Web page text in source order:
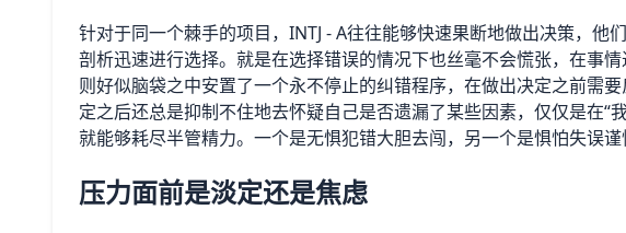
针对于同一个棘手的项目，INTJ - A往往能够快速果断地做出决策，他
剖析迅速进行选择。就是在选择错误的情况下也丝毫不会慌张，在事
则好似脑袋之中安置了一个永不停止的纠错程序，在做出决定之前需
定之后还总是抑制不住地去怀疑自己是否遗漏了某些因素，仅仅是在“
就能够耗尽半管精力。一个是无惧犯错大胆去闯，另一个是惧怕失误谨
压力面前是淡定还是焦虑